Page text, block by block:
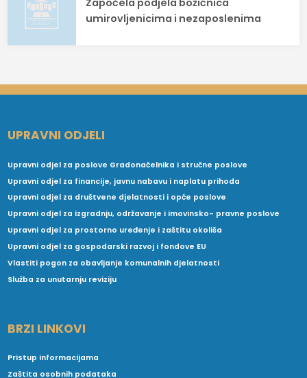
umirovljenicima i nezaposlenima
UPRAVNI ODJELI
Upravni odjel za poslove Gradonačelnika i stručne poslove
Upravni odjel za financije, javnu nabavu i naplatu prihoda
Upravni odjel za društvene djelatnosti i opće poslove
Upravni odjel za izgradnju, održavanje i imovinsko- pravne poslove
Upravni odjel za prostorno uređenje i zaštitu okoliša
Upravni odjel za gospodarski razvoj i fondove EU
Vlastiti pogon za obavljanje komunalnih djelatnosti
Služba za unutarnju reviziju
BRZI LINKOVI
Pristup informacijama
Zaštita osobnih podataka